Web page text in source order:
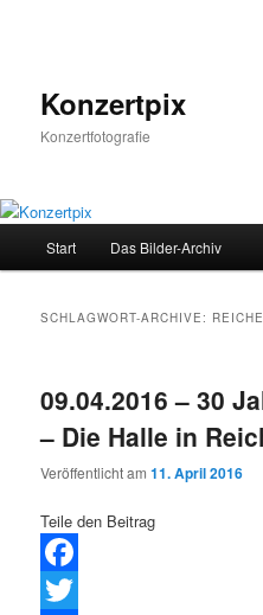
Konzertpix
Konzertfotografie
Start Das Bilder-Archiv
SCHLAGWORT-ARCHIVE:
09.04.2016 – 30
– Die Halle in
Veröffentlicht am11. April 2016
Teile den Beitrag
Facebook